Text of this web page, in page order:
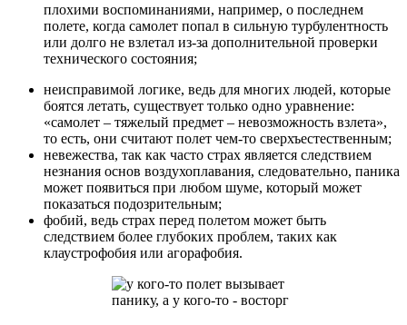
плохими воспоминаниями, например, о последнем
полете, когда самолет попал в сильную турбулентность
или долго не взлетал из-за дополнительной проверки
технического состояния;
неисправимой логике, ведь для многих людей, которые
боятся летать, существует только одно уравнение:
«самолет – тяжелый предмет – невозможность взлета»,
то есть, они считают полет чем-то сверхъестественным;
невежества, так как часто страх является следствием
незнания основ воздухоплавания, следовательно, паника
может появиться при любом шуме, который может
показаться подозрительным;
фобий, ведь страх перед полетом может быть
следствием более глубоких проблем, таких как
клаустрофобия или агорафобия.